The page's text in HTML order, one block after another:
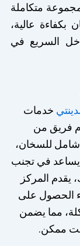
متكاملة
عالية،
السريع في
خدمات
فريق من
للسخان،
يساعد في تجنب
يقدم المركز
الحصول على
مما يضمن
ممكن.